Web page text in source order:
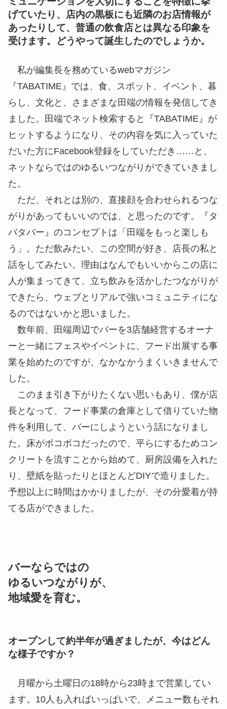
げていたり、店内の黒板にも近隣のお店情報が
あったりして、普通の飲食店とは異なる印象を
受けます。どうやって誕生したのでしょうか。
私が編集長を務めているwebマガジン
『TABATIME』では、食、スポット、イベント、暮
らし、文化と、さまざまな田端の情報を発信してき
ました。田端でネット検索すると『TABATIME』が
ヒットするようになり、その内容を気に入っていた
だいた方にFacebook登録をしていただき……と、
ネットならではのゆるいつながりができていきまし
た。
ただ、それとは別の、直接顔を合わせられるつな
がりがあってもいいのでは、と思ったのです。『タ
バタバー』のコンセプトは「田端をもっと楽しも
う」。ただ飲みたい、この空間が好き、店長の私と
話をしてみたい。理由はなんでもいいからこの店に
人が集まってきて、立ち飲みを活かしたつながりが
できたら、ウェブとリアルで強いコミュニティにな
るのではないかと思いました。
数年前、田端周辺でバーを3店舗経営するオーナ
ーと一緒にフェスやイベントに、フード出展する事
業を始めたのですが、なかなかうまくいきませんで
した。
このまま引き下がりたくない思いもあり、僕が店
長となって、フード事業の倉庫として借りていた物
件を利用して、バーにしようという話になりまし
た。床がボコボコだったので、平らにするためコン
クリートを流すことから始めて、厨房設備を入れた
り、壁紙を貼ったりとほとんどDIYで造りました。
予想以上に時間はかかりましたが、その分愛着が持
てる店ができました。
バーならではの
ゆるいつながりが、
地域愛を育む。
オープンして約半年が過ぎましたが、今はどん
な様子ですか？
月曜から土曜日の18時から23時まで営業してい
ます。10人も入ればいっぱいで、メニュー数もそれ